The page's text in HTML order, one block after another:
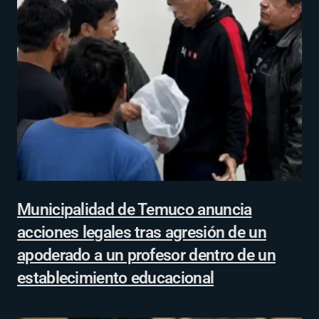
Municipalidad de Temuco anuncia
acciones legales tras agresión de un
apoderado a un profesor dentro de un
establecimiento educacional